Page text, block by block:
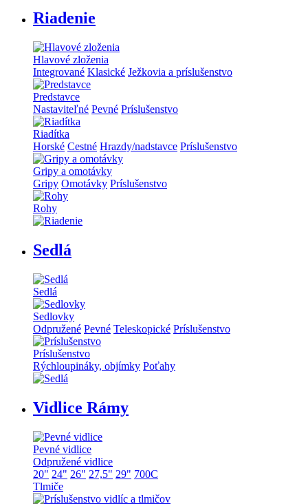
Riadenie
Hlavové zloženia
Integrované Klasické Ježkovia a príslušenstvo
Predstavce
Nastaviteľné Pevné Príslušenstvo
Riadítka
Horské Cestné Hrazdy/nadstavce Príslušenstvo
Gripy a omotávky
Gripy Omotávky Príslušenstvo
Rohy
Sedlá
Sedlá
Sedlovky
Odpružené Pevné Teleskopické Príslušenstvo
Príslušenstvo
Rýchloupináky, objímky Poťahy
Vidlice Rámy
Pevné vidlice
Odpružené vidlice
20" 24" 26" 27,5" 29" 700C
Tlmiče